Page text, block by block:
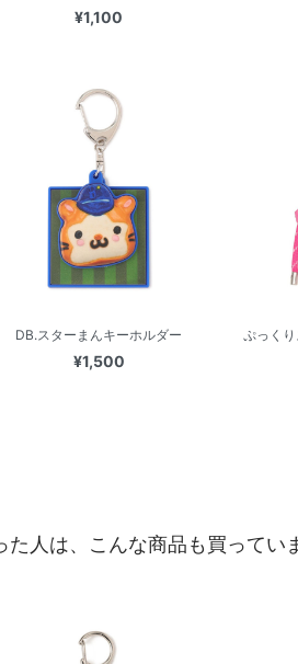
¥1,100
DB.スターまんキーホルダー
¥1,500
ぷっく
た人は、こんな商品も買ってい